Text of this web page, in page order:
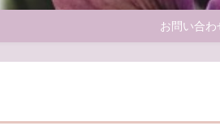
お問い合わ